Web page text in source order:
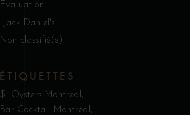
Évaluation
Jack Daniel's
Non classifié(e)
ÉTIQUETTES
$1 Oysters Montreal
Bar Cocktail Montréal